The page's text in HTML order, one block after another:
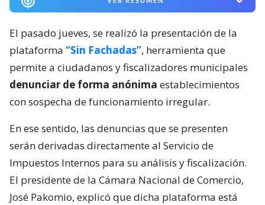
El pasado jueves, se realizó la presentación de la
plataforma “Sin Fachadas”, herramienta que
permite a ciudadanos y fiscalizadores municipales
denunciar de forma anónima establecimientos
con sospecha de funcionamiento irregular.
En ese sentido, las denuncias que se presenten
serán derivadas directamente al Servicio de
Impuestos Internos para su análisis y fiscalización.
El presidente de la Cámara Nacional de Comercio,
José Pakomio, explicó que dicha plataforma está